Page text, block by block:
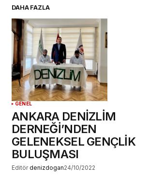
YORUM GÖNDER
DAHA FAZLA
GENEL
ANKARA DENİZLİM
DERNEĞİ’NDEN
GELENEKSEL GENÇLİK
BULUŞMASI
Editör denizdogan24/10/2022